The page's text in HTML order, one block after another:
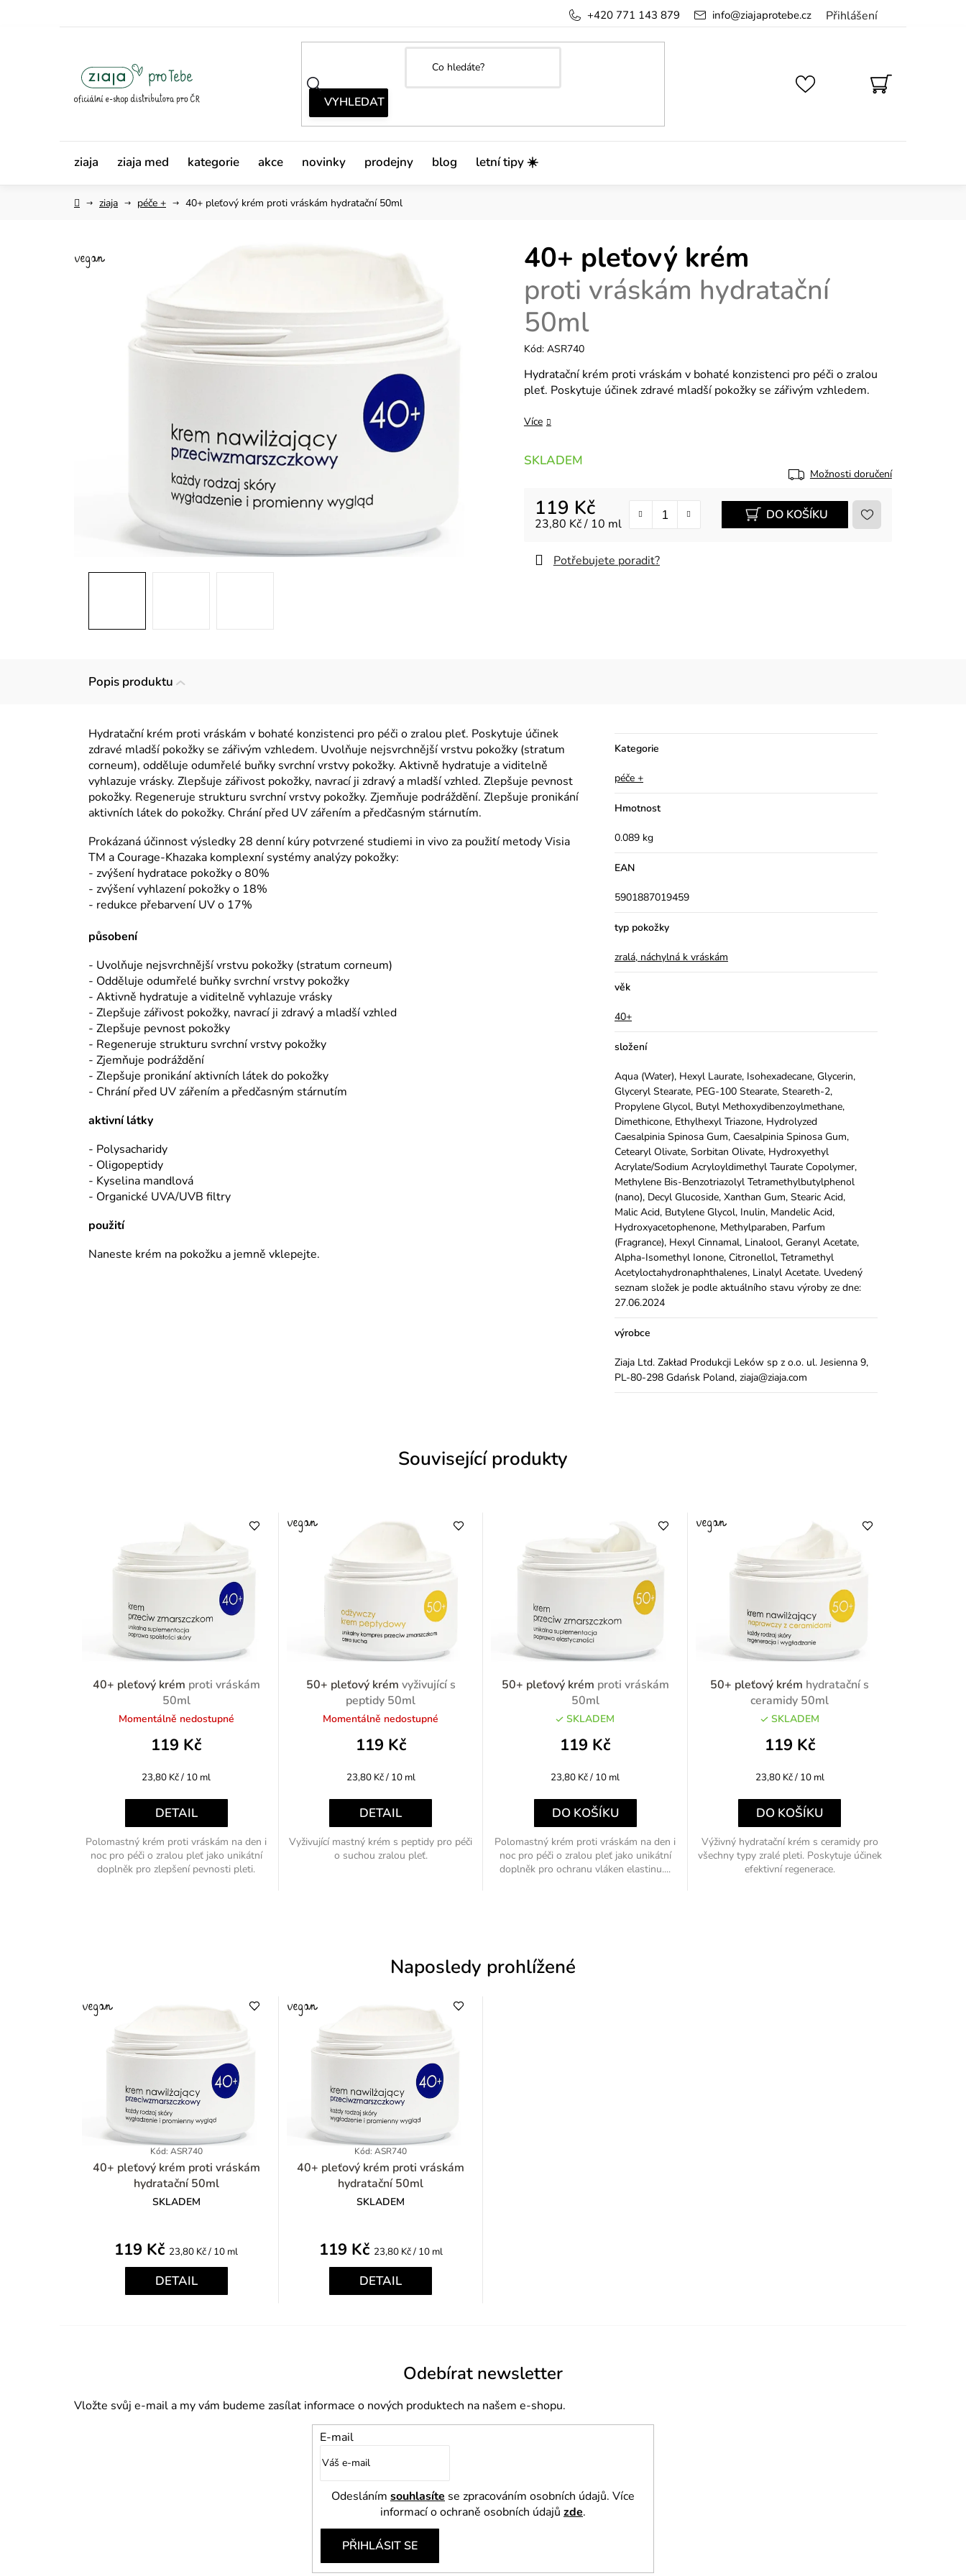
Přihlášení
info@ziajaprotebe.cz
+420 771 143 879
NÁKUPNÍ
KOŠÍK
ziaja ziaja med kategorie akce novinky prodejny blog letní tipy ☀️
Domůziaja péče + 40+ pleťový krém proti vráskám hydratační 50ml
40+ pleťový krém
proti vráskám hydratační
50ml
Kód: ASR740
Hydratační krém proti vráskám v bohaté konzistenci pro péči o zralou
pleť. Poskytuje účinek zdravé mladší pokožky se zářivým vzhledem.
Více
SKLADEM
Možnosti doručení
119 Kč
Měrná cena:
23,80 Kč / 10 ml
DO KOŠÍKU
Potřebujete poradit?
Popis produktu
Hydratační krém proti vráskám v bohaté konzistenci pro péči o zralou pleť. Poskytuje účinek
zdravé mladší pokožky se zářivým vzhledem. Uvolňuje nejsvrchnější vrstvu pokožky (stratum
corneum), odděluje odumřelé buňky svrchní vrstvy pokožky. Aktivně hydratuje a viditelně
vyhlazuje vrásky. Zlepšuje zářivost pokožky, navrací ji zdravý a mladší vzhled. Zlepšuje pevnost
pokožky. Regeneruje strukturu svrchní vrstvy pokožky. Zjemňuje podráždění. Zlepšuje pronikání
aktivních látek do pokožky. Chrání před UV zářením a předčasným stárnutím.
Prokázaná účinnost výsledky 28 denní kúry potvrzené studiemi in vivo za použití metody Visia
TM a Courage-Khazaka komplexní systémy analýzy pokožky:
- zvýšení hydratace pokožky o 80%
- zvýšení vyhlazení pokožky o 18%
- redukce přebarvení UV o 17%
působení
- Uvolňuje nejsvrchnější vrstvu pokožky (stratum corneum)
- Odděluje odumřelé buňky svrchní vrstvy pokožky
- Aktivně hydratuje a viditelně vyhlazuje vrásky
- Zlepšuje zářivost pokožky, navrací ji zdravý a mladší vzhled
- Zlepšuje pevnost pokožky
- Regeneruje strukturu svrchní vrstvy pokožky
- Zjemňuje podráždění
- Zlepšuje pronikání aktivních látek do pokožky
- Chrání před UV zářením a předčasným stárnutím
aktivní látky
- Polysacharidy
- Oligopeptidy
- Kyselina mandlová
- Organické UVA/UVB filtry
použití
Naneste krém na pokožku a jemně vklepejte.
Kategorie
péče +
Hmotnost
0.089 kg
EAN
5901887019459
typ pokožky
zralá, náchylná k vráskám
věk
40+
složení
Aqua (Water), Hexyl Laurate, Isohexadecane, Glycerin,
Glyceryl Stearate, PEG-100 Stearate, Steareth-2,
Propylene Glycol, Butyl Methoxydibenzoylmethane,
Dimethicone, Ethylhexyl Triazone, Hydrolyzed
Caesalpinia Spinosa Gum, Caesalpinia Spinosa Gum,
Cetearyl Olivate, Sorbitan Olivate, Hydroxyethyl
Acrylate/Sodium Acryloyldimethyl Taurate Copolymer,
Methylene Bis-Benzotriazolyl Tetramethylbutylphenol
(nano), Decyl Glucoside, Xanthan Gum, Stearic Acid,
Malic Acid, Butylene Glycol, Inulin, Mandelic Acid,
Hydroxyacetophenone, Methylparaben, Parfum
(Fragrance), Hexyl Cinnamal, Linalool, Geranyl Acetate,
Alpha-Isomethyl Ionone, Citronellol, Tetramethyl
Acetyloctahydronaphthalenes, Linalyl Acetate. Uvedený
seznam složek je podle aktuálního stavu výroby ze dne:
27.06.2024
výrobce
Ziaja Ltd. Zakład Produkcji Leków sp z o.o. ul. Jesienna 9,
PL-80-298 Gdańsk Poland, ziaja@ziaja.com
Související produkty
40+ pleťový krém proti vráskám
50ml
Momentálně nedostupné
119 Kč
Měrná
23,80 Kč / 10 ml
DETAIL
Polomastný krém proti vráskám na den i
noc pro péči o zralou pleť jako unikátní
doplněk pro zlepšení pevnosti pleti.
50+ pleťový krém vyživující s
peptidy 50ml
Momentálně nedostupné
119 Kč
Měrná
23,80 Kč / 10 ml
DETAIL
Vyživující mastný krém s peptidy pro péči
o suchou zralou pleť.
50+ pleťový krém proti vráskám
50ml
SKLADEM
119 Kč
Měrná
23,80 Kč / 10 ml
DO KOŠÍKU
Polomastný krém proti vráskám na den i
noc pro péči o zralou pleť jako unikátní
doplněk pro ochranu vláken elastinu....
50+ pleťový krém hydratační s
ceramidy 50ml
SKLADEM
119 Kč
Měrná
23,80 Kč / 10 ml
DO KOŠÍKU
Výživný hydratační krém s ceramidy pro
všechny typy zralé pleti. Poskytuje účinek
efektivní regenerace.
Naposledy prohlížené
Kód: ASR740
40+ pleťový krém proti vráskám
hydratační 50ml
SKLADEM
119 Kč Měrná
23,80 Kč / 10 ml
DETAIL
Kód: ASR740
40+ pleťový krém proti vráskám
hydratační 50ml
SKLADEM
119 Kč Měrná
23,80 Kč / 10 ml
DETAIL
Odebírat newsletter
Vložte svůj e-mail a my vám budeme zasílat informace o nových produktech na našem e-shopu.
E-mail
Odesláním souhlasíte se zpracováním osobních údajů. Více
informací o ochraně osobních údajů zde.
PŘIHLÁSIT SE